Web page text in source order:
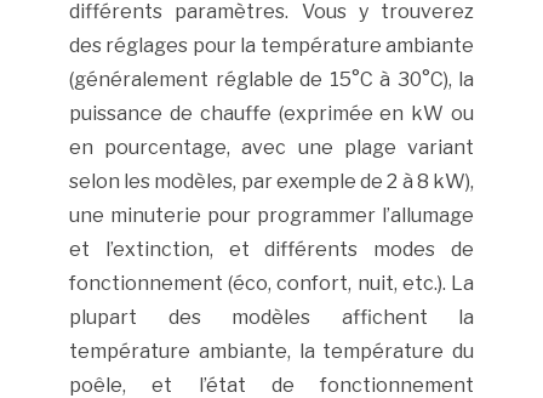
différents paramètres. Vous y trouverez
des réglages pour la température ambiante
(généralement réglable de 15°C à 30°C), la
puissance de chauffe (exprimée en kW ou
en pourcentage, avec une plage variant
selon les modèles, par exemple de 2 à 8 kW),
une minuterie pour programmer l’allumage
et l’extinction, et différents modes de
fonctionnement (éco, confort, nuit, etc.). La
plupart des modèles affichent la
température ambiante, la température du
poêle, et l’état de fonctionnement